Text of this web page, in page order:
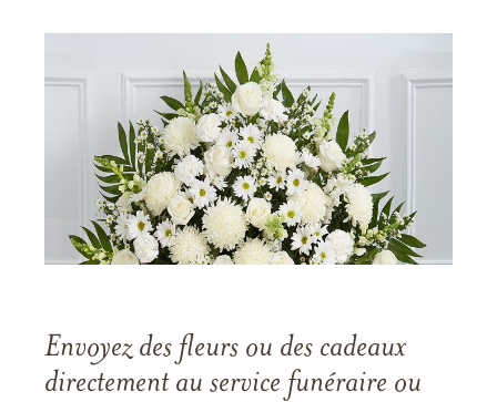
Envoyez des fleurs ou des cadeaux
directement au service funéraire ou